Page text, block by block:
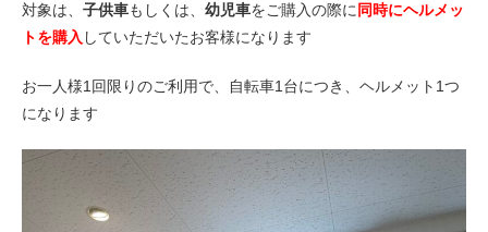
店舗ブログ
イベント
対象は、 子供車もしくは、 幼児車をご購入の際に 同時にヘルメッ
トを購入 していただいたお客様になります
お一人様1回限りのご利用で、自転車1台につき、ヘルメット1つ
になります